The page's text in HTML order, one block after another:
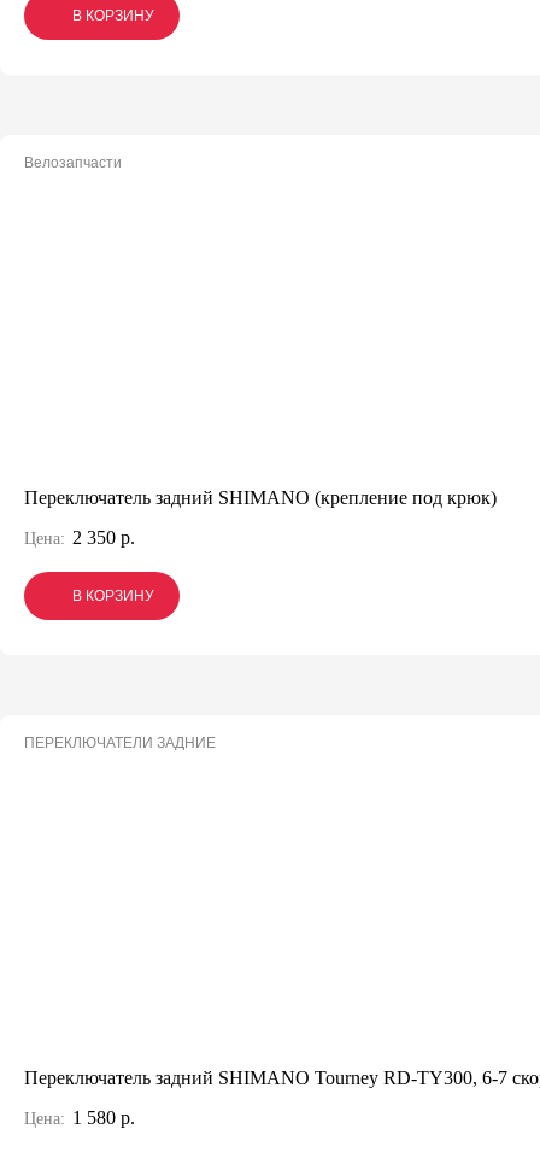
В КОРЗИНУ
В КОРЗИНУ
В КОРЗИНУ
Велозапчасти
Переключатель задний SHIMANO (крепление под крюк)
Цена: 2 350 р.
В КОРЗИНУ
В КОРЗИНУ
В КОРЗИНУ
ПЕРЕКЛЮЧАТЕЛИ ЗАДНИЕ
Переключатель задний SHIMANO Tourney RD-TY300, 6-7
Цена: 1 580 р.